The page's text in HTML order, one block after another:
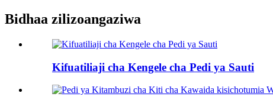
Bidhaa zilizoangaziwa
Kifuatiliaji cha Kengele cha Pedi ya Sauti